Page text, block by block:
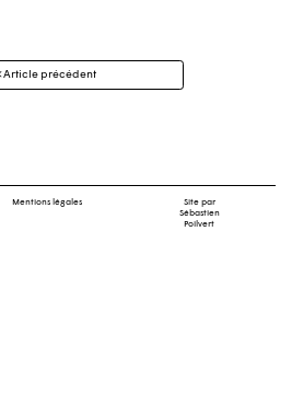
Article précédent
Mentions légales
Site par
Sébastien
Poilvert